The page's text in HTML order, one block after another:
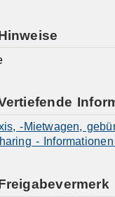
-Mietwagen,
-